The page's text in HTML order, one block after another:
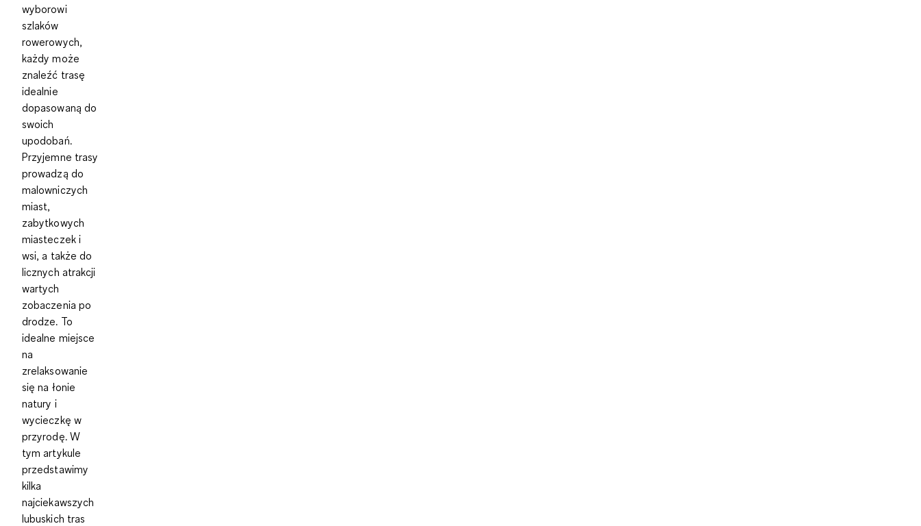
wyborowi
szlaków
rowerowych,
każdy może
znaleźć trasę
idealnie
dopasowaną do
swoich
upodobań.
Przyjemne trasy
prowadzą do
malowniczych
miast,
zabytkowych
miasteczek i
wsi, a także do
licznych atrakcji
wartych
zobaczenia po
drodze. To
idealne miejsce
na
zrelaksowanie
się na łonie
natury i
wycieczkę w
przyrodę. W
tym artykule
przedstawimy
kilka
najciekawszych
lubuskich tras